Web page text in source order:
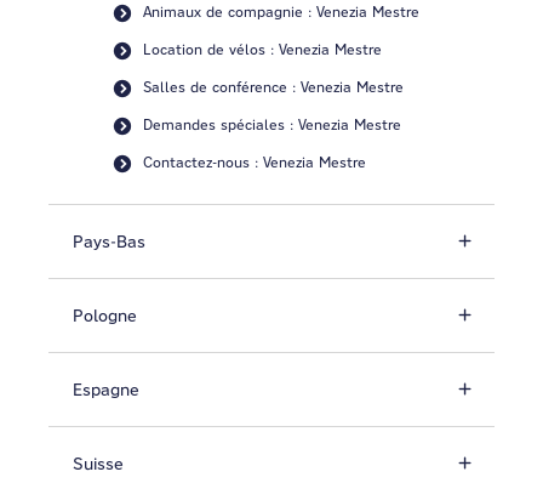
Animaux de compagnie : Venezia Mestre
Location de vélos : Venezia Mestre
Salles de conférence : Venezia Mestre
Demandes spéciales : Venezia Mestre
Contactez-nous : Venezia Mestre
Pays-Bas
Pologne
Espagne
Suisse